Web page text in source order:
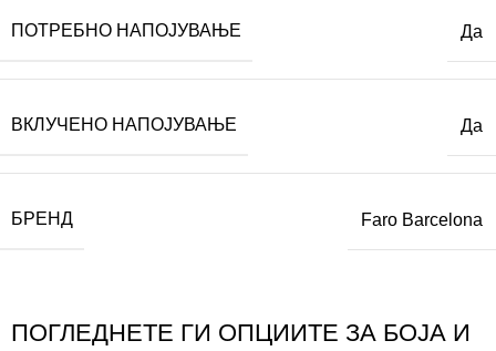
ПОТРЕБНО НАПОЈУВАЊЕ Да
ВКЛУЧЕНО НАПОЈУВАЊЕ Да
БРЕНД Faro Barcelona
ПОГЛЕДНЕТЕ ГИ ОПЦИИТЕ ЗА БОЈА И